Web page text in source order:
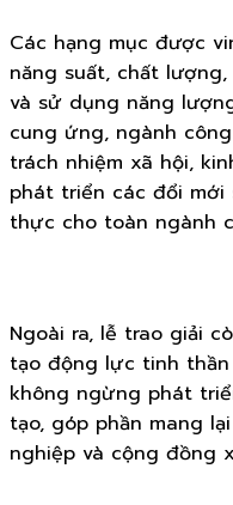
Các hạng mục được
năng suất, chất
và sử dụng năng
cung ứng, ngành
trách nhiệm xã hội,
phát triển các đổi
thực cho toàn ngành
Ngoài ra, lễ trao giải
tạo động lực tinh
không ngừng phát
tạo, góp phần mang
nghiệp và cộng đồng